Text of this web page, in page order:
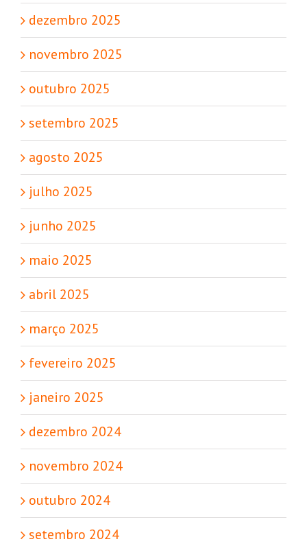
dezembro 2025
novembro 2025
outubro 2025
setembro 2025
agosto 2025
julho 2025
junho 2025
maio 2025
abril 2025
março 2025
fevereiro 2025
janeiro 2025
dezembro 2024
novembro 2024
outubro 2024
setembro 2024